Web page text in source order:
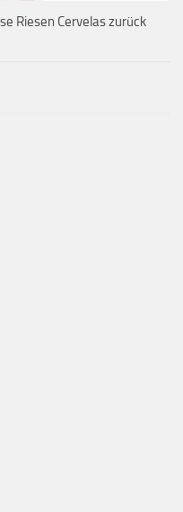
Riesen Cervelas zurück